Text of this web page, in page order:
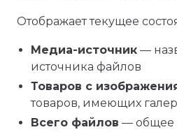
Отображает текущее
Медиа-источник —
источника файлов
Товаров с
товаров, имеющих
Всего файлов — общее